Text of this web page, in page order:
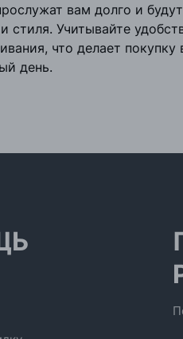
вам долго и
Учитывайте
что делает
день.